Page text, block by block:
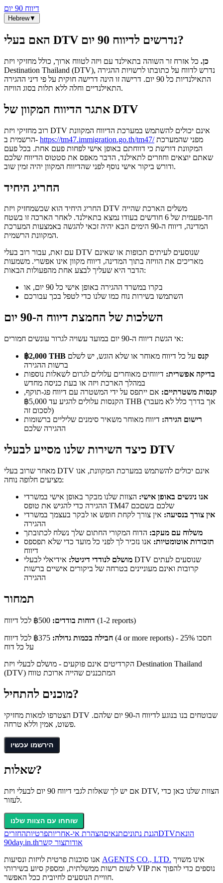
דיווח 90 יום
Hebrew▼
האם בעלי DTV נדרשים לדיווח 90 יום?
כן. כל אזרח זר השוהה בתאילנד עם ויזה לטווח ארוך, כולל מחזיקי ויזת
Destination Thailand (DTV), נדרש לדווח על כתובתו לרשויות ההגירה
התאילנדיות כל 90 יום. דרישה זו הינה דרישה חוקית על פי דיני ההגירה
התאילנדיים וחלה ללא תלות בסוג הוויזה.
אתגר הדיווח המקוון של DTV
רוב מחזיקי ויזת DTV אינם יכולים להשתמש במערכת הדיווח המקוונת
הרשמית ב- https://tm47.immigration.go.th/tm47/ מפני שהמערכת
המקוונת דורשת כי דווחתם באופן אישי לפחות פעם אחת. בכל פעם
שאתם יוצאים וחוזרים לתאילנד, הדבר מאפס את סטטוס הדיווח שלכם
ודורש ביקור אישי נוסף לפני שהדיווח המקוון יהיה זמין שוב.
החריג היחיד
החריג היחיד הוא שכשמחזיק ויזת DTV משלים הארכת שהייה
חד‑פעמית של 6 חודשים בעודו נמצא בתאילנד. לאחר הארכה זו בשטח
המדינה, דיווח ה-90 הימים הבא יהיה זכאי להגשה באמצעות המערכת
המקוונת הרשמית.
עם זאת, עבור רוב בעלי DTV שנוסעים לעיתים תכופות או שאינם
מאריכים את הוויזה בתוך המדינה, דיווח מקוון אינו אפשרי. משמעות
הדבר היא שעליך לבצע אחת מהפעולות הבאות:
בקרו במשרד ההגירה באופן אישי כל 90 יום, או
השתמשו בשירות נוח כמו שלנו כדי לטפל בכך עבורכם
השלכות של החמצת דיווח ה-90 יום
אי הגשת דיווח ה-90 יום במועד עשויה לגרור עונשים חמורים:
฿2,000 THB קנס על כל דיווח מאוחר או שלא הוגש, יש לשלם
ברשות ההגירה
בדיקה אפשרית: דיווחים מאוחרים עלולים לגרום לשאלות נוספות
במהלך הארכת ויזה או בעת כניסה מחדש
קנסות משטרתיים: אם ייתפס על ידי המשטרה עם דיווח פג-תוקף,
הקנסות עלולים להגיע עד ฿5,000 THB (אך בדרך כלל לא מעבר
לסכום זה)
רישום הגירה: דיווח מאוחר משאיר סימנים שליליים ברשומות
ההגירה שלכם
כיצד השירות שלנו מסייע לבעלי DTV
מאחר שרוב בעלי DTV אינם יכולים להשתמש במערכת המקוונת, אנו
מציעים חלופה נוחה:
אנו ניגשים באופן אישי: הצוות שלנו מבקר באופן אישי במשרדי
ההגירה כדי להגיש את טופס TM47 שלכם בשםכם
אין צורך בנסיעה: אין צורך לקחת חופש או לבקר בעצמך במשרדי
ההגירה
משלוח עם מעקב: הדוח המקורי החתום שלך נשלח לכתובתך
תזכורות אוטומטיות: אנו נזכיר לך לפני כל מועד כדי שלא תפספס
דיווח
מושלם לנודדי דיגיטל: אידיאלי לבעלי DTV שנוסעים לעתים
קרובות ואינם מעוניינים בטרחה של ביקורים אישיים ברשות
ההגירה
תמחור
דוחות בודדים: לכל דיווח (1-2 reports)
חבילה בכמות גדולה: לכל דיווח (4 or more reports) - חסכו 25%
על כל דוח
הקרדיטים אינם פוקעים - מושלם לבעלי ויזת Destination Thailand
(DTV) המתכננים שהייה ארוכת טווח
מוכנים להתחיל?
הצטרפו למאות מחזיקי DTV שבוטחים בנו בנוגע לדיווח ה-90 יום שלהם.
פשוט, אמין וללא טרחה.
הירשמו עכשיו
שאלות?
אם יש לך שאלות לגבי דיווח 90 יום לבעלי ויזת DTV, הצוות שלנו כאן כדי
לעזור.
שוחחו עם הצוות שלנו
הגנת נתוניםתנאיםהצהרת אי-אחריותפרטיותהחזרים DTVהונאת
90day.in.th
אודותצור קשר
אנו סוכנות פרטית לויזות ונסיעות AGENTS CO., LTD. אינו משויך
לשום רשות ממשלתית, ומספק סיוע בשירותי VIP נוספים כדי להפוך את
חוויית הנוסעים לחיובית ככל האפשר.